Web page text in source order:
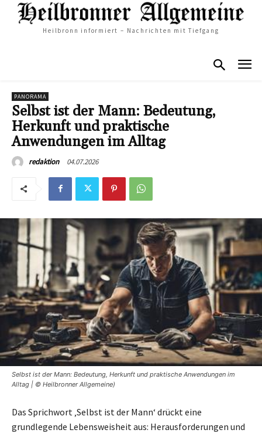
Heilbronn informiert – Nachrichten mit Tiefgang
PANORAMA
Selbst ist der Mann: Bedeutung,
Herkunft und praktische
Anwendungen im Alltag
redaktion 04.07.2026
Selbst ist der Mann: Bedeutung, Herkunft und praktische Anwendungen im
Alltag | © Heilbronner Allgemeine)
Das Sprichwort ‚Selbst ist der Mann‘ drückt eine
grundlegende Lebensweisheit aus: Herausforderungen und